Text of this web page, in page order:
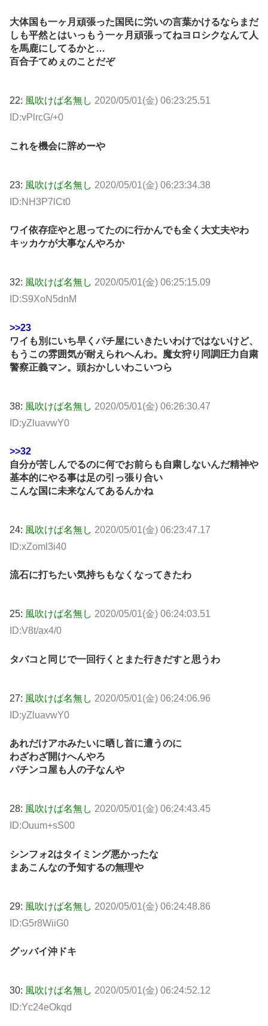
大体国も一ヶ月頑張った国民に労いの言葉かけるならまだ
しも平然とはいっもう一ヶ月頑張ってねヨロシクなんて人
を馬鹿にしてるかと…
百合子てめぇのことだぞ
22: 風吹けば名無し 2020/05/01(金) 06:23:25.51
ID:vPlrcG/+0
これを機会に辞めーや
23: 風吹けば名無し 2020/05/01(金) 06:23:34.38
ID:NH3P7lCt0
ワイ依存症やと思ってたのに行かんでも全く大丈夫やわ
キッカケが大事なんやろか
32: 風吹けば名無し 2020/05/01(金) 06:25:15.09
ID:S9XoN5dnM
>>23
ワイも別にいち早くパチ屋にいきたいわけではないけど、
もうこの雰囲気が耐えられへんわ。魔女狩り同調圧力自粛
警察正義マン。頭おかしいわこいつら
38: 風吹けば名無し 2020/05/01(金) 06:26:30.47
ID:yZluavwY0
>>32
自分が苦しんでるのに何でお前らも自粛しないんだ精神や
基本的にやる事は足の引っ張り合い
こんな国に未来なんてあるんかね
24: 風吹けば名無し 2020/05/01(金) 06:23:47.17
ID:xZoml3i40
流石に打ちたい気持ちもなくなってきたわ
25: 風吹けば名無し 2020/05/01(金) 06:24:03.51
ID:V8t/ax4/0
タバコと同じで一回行くとまた行きだすと思うわ
27: 風吹けば名無し 2020/05/01(金) 06:24:06.96
ID:yZluavwY0
あれだけアホみたいに晒し首に遭うのに
わざわざ開けへんやろ
パチンコ屋も人の子なんや
28: 風吹けば名無し 2020/05/01(金) 06:24:43.45
ID:Ouum+sS00
シンフォ2はタイミング悪かったな
まあこんなの予知するの無理や
29: 風吹けば名無し 2020/05/01(金) 06:24:48.86
ID:G5r8WiiG0
グッバイ沖ドキ
30: 風吹けば名無し 2020/05/01(金) 06:24:52.12
ID:Yc24eOkqd